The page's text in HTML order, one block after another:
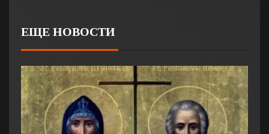
ЕЩЕ НОВОСТИ